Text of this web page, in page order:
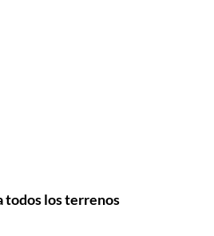
todos los terrenos